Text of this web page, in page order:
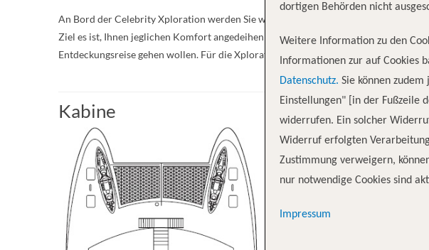
An Bord der Celebrity Xploration werden Sie wie auf keiner anderen Reise die
Ziel es ist, Ihnen jeglichen Komfort angedeihen zu lassen. Das kleine Schiff ist
Entdeckungsreise gehen wollen. Für die Xploration gibt es auch neue Routen mit
Kabine
Kabinenkategorie
Elite-Kabine mit Meerblick-
dortigen Behörden nicht
Weitere Information zu den
Informationen zur auf Cookies
Datenschutz. Sie können
Einstellungen" [in der Fußzeile
widerrufen. Ein solcher
Widerruf erfolgten
Zustimmung verweigern,
nur notwendige Cookies sind
Impressum